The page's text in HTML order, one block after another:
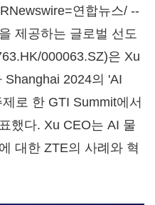
연합뉴스/ --
제공하는 글로벌 선도
000063.SZ)은 Xu
Shanghai 2024의 'AI
로 한 GTI Summit에서
했다. Xu CEO는 AI 물
대한 ZTE의 사례와 혁